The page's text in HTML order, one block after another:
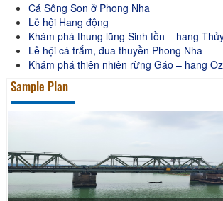
Cá Sông Son ở Phong Nha
Lễ hội Hang động
Khám phá thung lũng Sinh tồn – hang
Lễ hội cá trắm, đua thuyền Phong Nha
Khám phá thiên nhiên rừng Gáo – hang
Sample Plan